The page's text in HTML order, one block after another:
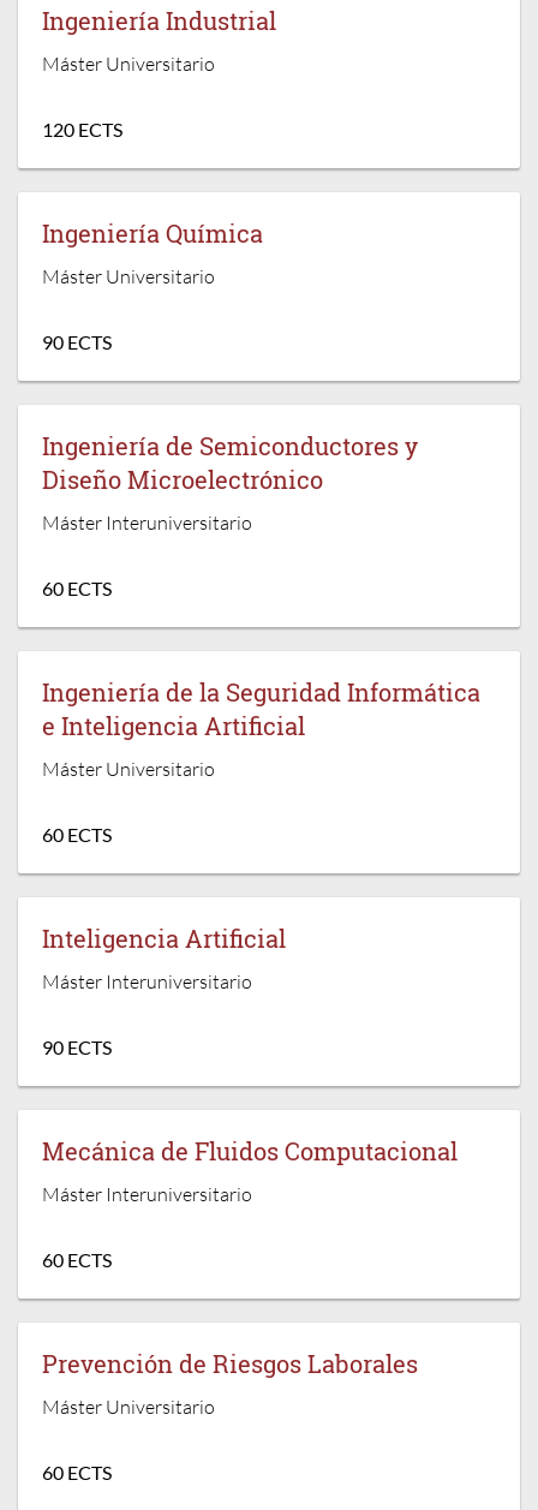
Ingeniería Industrial
Máster Universitario
120 ECTS
Ingeniería Química
Máster Universitario
90 ECTS
Ingeniería de Semiconductores y
Diseño Microelectrónico
Máster Interuniversitario
60 ECTS
Ingeniería de la Seguridad Informática
e Inteligencia Artificial
Máster Universitario
60 ECTS
Inteligencia Artificial
Máster Interuniversitario
90 ECTS
Mecánica de Fluidos Computacional
Máster Interuniversitario
60 ECTS
Prevención de Riesgos Laborales
Máster Universitario
60 ECTS